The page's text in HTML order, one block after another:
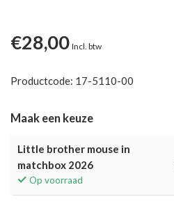
€28,00 Incl. btw
Productcode: 17-5110-00
Maak een keuze
Little brother mouse in
matchbox 2026
Op voorraad